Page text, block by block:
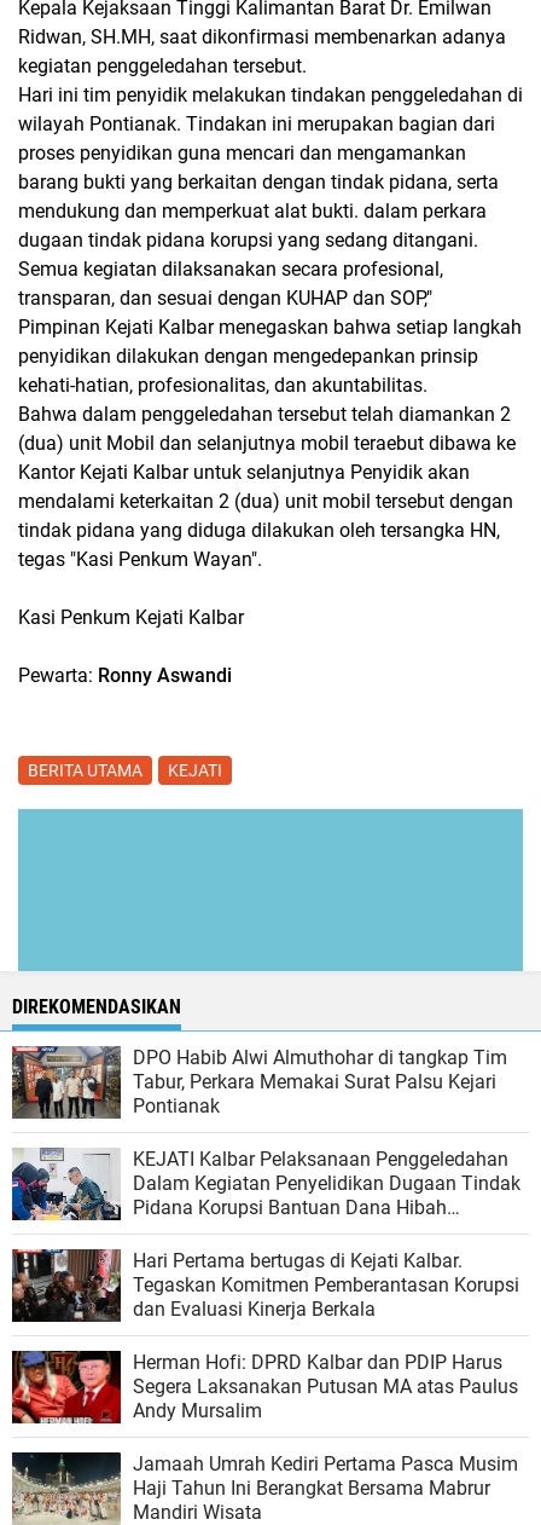
Kepala Kejaksaan Tinggi Kalimantan Barat Dr. Emilwan
Ridwan, SH.MH, saat dikonfirmasi membenarkan adanya
kegiatan penggeledahan tersebut.
Hari ini tim penyidik melakukan tindakan penggeledahan di
wilayah Pontianak. Tindakan ini merupakan bagian dari
proses penyidikan guna mencari dan mengamankan
barang bukti yang berkaitan dengan tindak pidana, serta
mendukung dan memperkuat alat bukti. dalam perkara
dugaan tindak pidana korupsi yang sedang ditangani.
Semua kegiatan dilaksanakan secara profesional,
transparan, dan sesuai dengan KUHAP dan SOP,"
Pimpinan Kejati Kalbar menegaskan bahwa setiap langkah
penyidikan dilakukan dengan mengedepankan prinsip
kehati-hatian, profesionalitas, dan akuntabilitas.
Bahwa dalam penggeledahan tersebut telah diamankan 2
(dua) unit Mobil dan selanjutnya mobil teraebut dibawa ke
Kantor Kejati Kalbar untuk selanjutnya Penyidik akan
mendalami keterkaitan 2 (dua) unit mobil tersebut dengan
tindak pidana yang diduga dilakukan oleh tersangka HN,
tegas "Kasi Penkum Wayan".
Kasi Penkum Kejati Kalbar
Pewarta: Ronny Aswandi
BERITA UTAMA KEJATI
DIREKOMENDASIKAN
DPO Habib Alwi Almuthohar di tangkap Tim
Tabur, Perkara Memakai Surat Palsu Kejari
Pontianak
KEJATI Kalbar Pelaksanaan Penggeledahan
Dalam Kegiatan Penyelidikan Dugaan Tindak
Pidana Korupsi Bantuan Dana Hibah
Mujahidin
Hari Pertama bertugas di Kejati Kalbar.
Tegaskan Komitmen Pemberantasan Korupsi
dan Evaluasi Kinerja Berkala
Herman Hofi: DPRD Kalbar dan PDIP Harus
Segera Laksanakan Putusan MA atas Paulus
Andy Mursalim
Jamaah Umrah Kediri Pertama Pasca Musim
Haji Tahun Ini Berangkat Bersama Mabrur
Mandiri Wisata